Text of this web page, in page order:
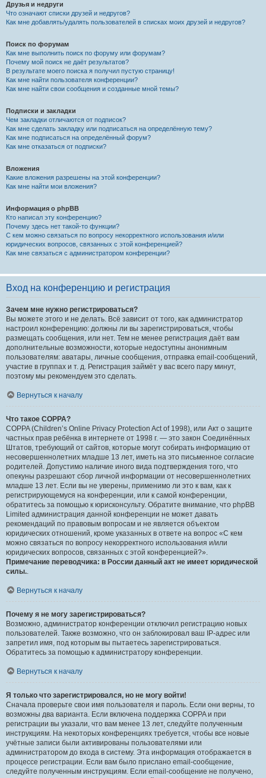
Друзья и недруги
Что означают списки друзей и недругов?
Как мне добавлять/удалять пользователей в списках моих друзей и недругов?
Поиск по форумам
Как мне выполнить поиск по форуму или форумам?
Почему мой поиск не даёт результатов?
В результате моего поиска я получил пустую страницу!
Как мне найти пользователя конференции?
Как мне найти свои сообщения и созданные мной темы?
Подписки и закладки
Чем закладки отличаются от подписок?
Как мне сделать закладку или подписаться на определённую тему?
Как мне подписаться на определённый форум?
Как мне отказаться от подписки?
Вложения
Какие вложения разрешены на этой конференции?
Как мне найти мои вложения?
Информация о phpBB
Кто написал эту конференцию?
Почему здесь нет такой-то функции?
С кем можно связаться по вопросу некорректного использования и/или
юридических вопросов, связанных с этой конференцией?
Как мне связаться с администратором конференции?
Вход на конференцию и регистрация
Зачем мне нужно регистрироваться?
Вы можете этого и не делать. Всё зависит от того, как администратор
настроил конференцию: должны ли вы зарегистрироваться, чтобы
размещать сообщения, или нет. Тем не менее регистрация даёт вам
дополнительные возможности, которые недоступны анонимным
пользователям: аватары, личные сообщения, отправка email-сообщений,
участие в группах и т. д. Регистрация займёт у вас всего пару минут,
поэтому мы рекомендуем это сделать.
Вернуться к началу
Что такое COPPA?
COPPA (Children’s Online Privacy Protection Act of 1998), или Акт о защите
частных прав ребёнка в интернете от 1998 г. — это закон Соединённых
Штатов, требующий от сайтов, которые могут собирать информацию от
несовершеннолетних младше 13 лет, иметь на это письменное согласие
родителей. Допустимо наличие иного вида подтверждения того, что
опекуны разрешают сбор личной информации от несовершеннолетних
младше 13 лет. Если вы не уверены, применимо ли это к вам, как к
регистрирующемуся на конференции, или к самой конференции,
обратитесь за помощью к юрисконсульту. Обратите внимание, что phpBB
Limited администрация данной конференции не может давать
рекомендаций по правовым вопросам и не является объектом
юридических отношений, кроме указанных в ответе на вопрос «С кем
можно связаться по вопросу некорректного использования и/или
юридических вопросов, связанных с этой конференцией?».
Примечание переводчика: в России данный акт не имеет юридической
силы..
Вернуться к началу
Почему я не могу зарегистрироваться?
Возможно, администратор конференции отключил регистрацию новых
пользователей. Также возможно, что он заблокировал ваш IP-адрес или
запретил имя, под которым вы пытаетесь зарегистрироваться.
Обратитесь за помощью к администратору конференции.
Вернуться к началу
Я только что зарегистрировался, но не могу войти!
Сначала проверьте свои имя пользователя и пароль. Если они верны, то
возможны два варианта. Если включена поддержка COPPA и при
регистрации вы указали, что вам менее 13 лет, следуйте полученным
инструкциям. На некоторых конференциях требуется, чтобы все новые
учётные записи были активированы пользователями или
администратором до входа в систему. Эта информация отображается в
процессе регистрации. Если вам было прислано email-сообщение,
следуйте полученным инструкциям. Если email-сообщение не получено,